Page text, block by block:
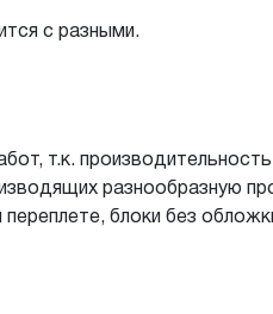
с разными.
т.к.
разнообразную
блоки без